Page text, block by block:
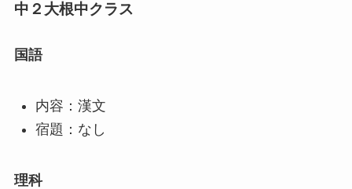
中２大根中クラス
国語
内容：漢文
宿題：なし
理科